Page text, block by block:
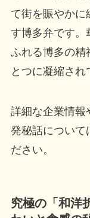
て街を賑やかに
す博多弁です。
ふれる博多の精
とつに凝縮され
詳細な企業情報
発秘話について
ださい。
究極の「和洋